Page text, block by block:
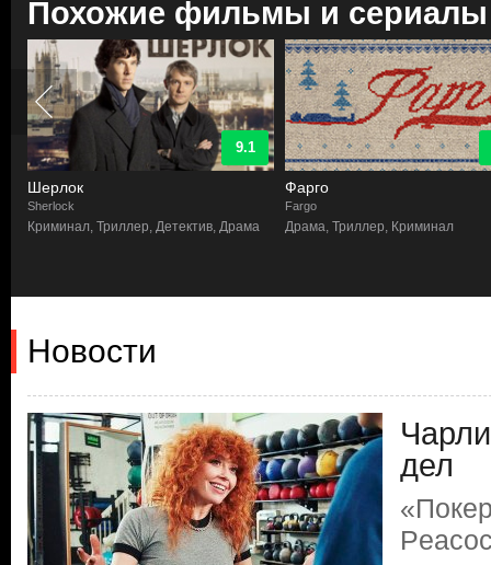
Похожие фильмы и сериалы
9.1
Шерлок
Sherlock
Криминал, Триллер, Детектив, Драма
Фарго
Fargo
Драма, Триллер, Криминал
Новости
дел